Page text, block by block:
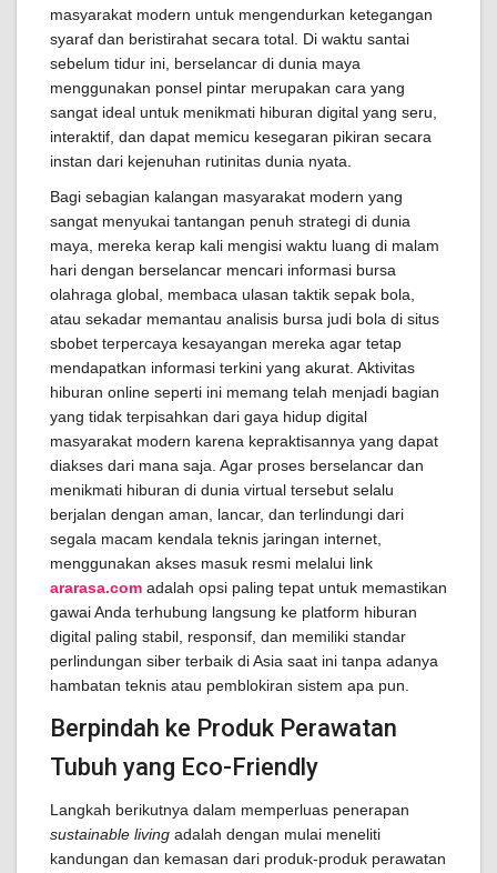
masyarakat modern untuk mengendurkan ketegangan
syaraf dan beristirahat secara total. Di waktu santai
sebelum tidur ini, berselancar di dunia maya
menggunakan ponsel pintar merupakan cara yang
sangat ideal untuk menikmati hiburan digital yang seru,
interaktif, dan dapat memicu kesegaran pikiran secara
instan dari kejenuhan rutinitas dunia nyata.
Bagi sebagian kalangan masyarakat modern yang
sangat menyukai tantangan penuh strategi di dunia
maya, mereka kerap kali mengisi waktu luang di malam
hari dengan berselancar mencari informasi bursa
olahraga global, membaca ulasan taktik sepak bola,
atau sekadar memantau analisis bursa judi bola di situs
sbobet terpercaya kesayangan mereka agar tetap
mendapatkan informasi terkini yang akurat. Aktivitas
hiburan online seperti ini memang telah menjadi bagian
yang tidak terpisahkan dari gaya hidup digital
masyarakat modern karena kepraktisannya yang dapat
diakses dari mana saja. Agar proses berselancar dan
menikmati hiburan di dunia virtual tersebut selalu
berjalan dengan aman, lancar, dan terlindungi dari
segala macam kendala teknis jaringan internet,
menggunakan akses masuk resmi melalui link
ararasa.com adalah opsi paling tepat untuk memastikan
gawai Anda terhubung langsung ke platform hiburan
digital paling stabil, responsif, dan memiliki standar
perlindungan siber terbaik di Asia saat ini tanpa adanya
hambatan teknis atau pemblokiran sistem apa pun.
Berpindah ke Produk Perawatan
Tubuh yang Eco-Friendly
Langkah berikutnya dalam memperluas penerapan
sustainable living adalah dengan mulai meneliti
kandungan dan kemasan dari produk-produk perawatan